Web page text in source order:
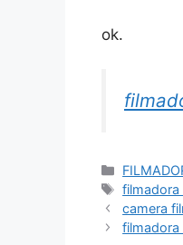
ok.
Tags
camera
filmadora